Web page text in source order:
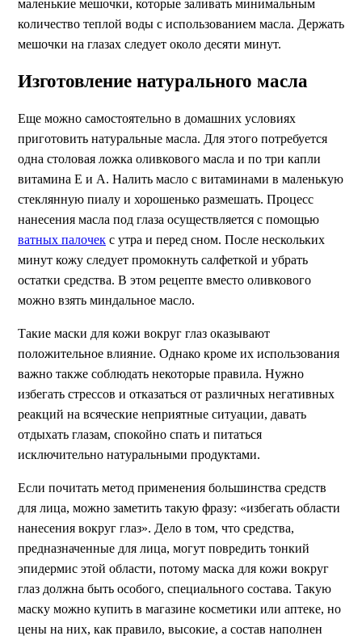
маленькие мешочки, которые заливать минимальным
количество теплой воды с использованием масла. Держать
мешочки на глазах следует около десяти минут.
Изготовление натурального масла
Еще можно самостоятельно в домашних условиях
приготовить натуральные масла. Для этого потребуется
одна столовая ложка оливкового масла и по три капли
витамина Е и А. Налить масло с витаминами в маленькую
стеклянную пиалу и хорошенько размешать. Процесс
нанесения масла под глаза осуществляется с помощью
ватных палочек с утра и перед сном. После нескольких
минут кожу следует промокнуть салфеткой и убрать
остатки средства. В этом рецепте вместо оливкового
можно взять миндальное масло.
Такие маски для кожи вокруг глаз оказывают
положительное влияние. Однако кроме их использования
важно также соблюдать некоторые правила. Нужно
избегать стрессов и отказаться от различных негативных
реакций на всяческие неприятные ситуации, давать
отдыхать глазам, спокойно спать и питаться
исключительно натуральными продуктами.
Если почитать метод применения большинства средств
для лица, можно заметить такую фразу: «избегать области
нанесения вокруг глаз». Дело в том, что средства,
предназначенные для лица, могут повредить тонкий
эпидермис этой области, потому маска для кожи вокруг
глаз должна быть особого, специального состава. Такую
маску можно купить в магазине косметики или аптеке, но
цены на них, как правило, высокие, а состав наполнен